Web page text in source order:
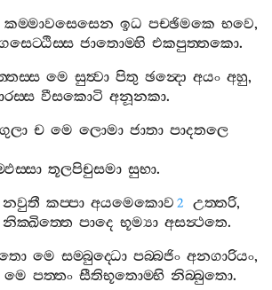
කම‍්මාවසෙසෙන ඉධ පච‍්ඡිමකෙ භවෙ,
ජාතොම‍්හි එකපුත‍්තකො.
මෙ සුත්‍වා පිතු ඡන්‍දො අයං අහු,
වීසකොටි අනූනකා.
ච මෙ ලොමා ජාතා පාදතලෙ
තූලපිචුසමා සුභා.
නවුතී කප‍්පා අයමෙකොව 2 උත‍්තරි,
නික‍්ඛිත‍්තෙ පාදෙ භූම්‍යා අසන්‍ථතෙ.
මෙ සම‍්බුද‍්ධො පබ‍්බජිං අනගාරියං,
මෙ පත‍්තං සීතිභූතොම‍්භි නිබ‍්බුතො.